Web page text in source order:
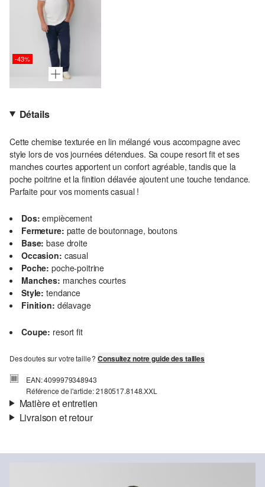
-43%
Détails
Cette chemise texturée en lin mélangé vous accompagne avec
style lors de vos journées détendues. Sa coupe resort fit et ses
manches courtes apportent un confort agréable, tandis que la
poche poitrine et la finition délavée ajoutent une touche tendance.
Parfaite pour vos moments casual !
Dos: empiècement
Fermeture: patte de boutonnage, boutons
Base: base droite
Occasion: casual
Poche: poche-poitrine
Manches: manches courtes
Style: tendance
Finition: délavage
Coupe: resort fit
Des doutes sur votre taille ?Consultez notre guide des tailles
EAN: 4099979348943
Référence de l'article: 2180517.8148.XXL
Matière et entretien
Livraison et retour
Ta commande sera expédiée par SwissPost dans un délai de 4 à 5